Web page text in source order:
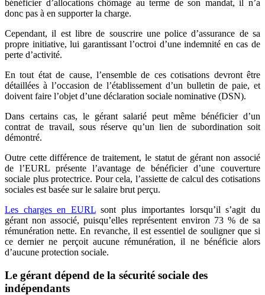
bénéficier d’allocations chômage au terme de son mandat, il n’a
donc pas à en supporter la charge.
Cependant, il est libre de souscrire une police d’assurance de sa
propre initiative, lui garantissant l’octroi d’une indemnité en cas de
perte d’activité.
En tout état de cause, l’ensemble de ces cotisations devront être
détaillées à l’occasion de l’établissement d’un bulletin de paie, et
doivent faire l’objet d’une déclaration sociale nominative (DSN).
Dans certains cas, le gérant salarié peut même bénéficier d’un
contrat de travail, sous réserve qu’un lien de subordination soit
démontré.
Outre cette différence de traitement, le statut de gérant non associé
de l’EURL présente l’avantage de bénéficier d’une couverture
sociale plus protectrice. Pour cela, l’assiette de calcul des cotisations
sociales est basée sur le salaire brut perçu.
Les charges en EURLsont plus importantes lorsqu’il s’agit du
gérant non associé, puisqu’elles représentent environ 73 % de sa
rémunération nette. En revanche, il est essentiel de souligner que si
ce dernier ne perçoit aucune rémunération, il ne bénéficie alors
d’aucune protection sociale.
Le gérant dépend de la sécurité sociale des
indépendants